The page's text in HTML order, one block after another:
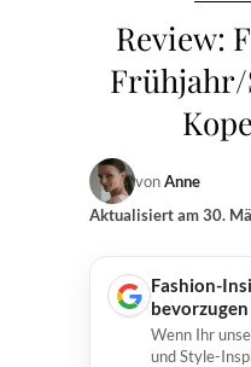
Review:
Frühjahr/
vonAnne
Aktualisiert am30.
Fashion-
bevorzugen
Wenn Ihr
und Style-